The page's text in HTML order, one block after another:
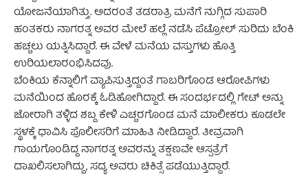
ಯೋಜನೆಯಾಗಿತ್ತು. ಅದರಂತೆ ತಡರಾತ್ರಿ ಮನೆಗೆ ನುಗ್ಗಿದ ಸುಪಾರಿ
ಹಂತಕರು ನಾಗರತ್ನ ಅವರ ಮೇಲೆ ಹಲ್ಲೆ ನಡೆಸಿ ಪೆಟ್ರೋಲ್ ಸುರಿದು ಬೆಂಕಿ
ಹಚ್ಚಲು ಯತ್ನಿಸಿದ್ದಾರೆ. ಈ ವೇಳೆ ಮನೆಯ ವಸ್ತುಗಳು ಹೊತ್ತಿ
ಉರಿಯಲಾರಂಭಿಸಿದವು.
ಬೆಂಕಿಯ ಕೆನ್ನಾಲಿಗೆ ವ್ಯಾಪಿಸುತ್ತಿದ್ದಂತೆ ಗಾಬರಿಗೊಂಡ ಆರೋಪಿಗಳು
ಮನೆಯಿಂದ ಹೊರಕ್ಕೆ ಓಡಿಹೋಗಿದ್ದಾರೆ. ಈ ಸಂದರ್ಭದಲ್ಲಿ ಗೇಟ್ ಅನ್ನು
ಜೋರಾಗಿ ತಳ್ಳಿದ ಶಬ್ದ ಕೇಳಿ ಎಚ್ಚರಗೊಂಡ ಮನೆ ಮಾಲೀಕರು ಕೂಡಲೇ
ಸ್ಥಳಕ್ಕೆ ಧಾವಿಸಿ ಪೊಲೀಸರಿಗೆ ಮಾಹಿತಿ ನೀಡಿದ್ದಾರೆ. ತೀವ್ರವಾಗಿ
ಗಾಯಗೊಂಡಿದ್ದ ನಾಗರತ್ನ ಅವರನ್ನು ತಕ್ಷಣವೇ ಆಸ್ಪತ್ರೆಗೆ
ದಾಖಲಿಸಲಾಗಿದ್ದು, ಸದ್ಯ ಅವರು ಚಿಕಿತ್ಸೆ ಪಡೆಯುತ್ತಿದ್ದಾರೆ.